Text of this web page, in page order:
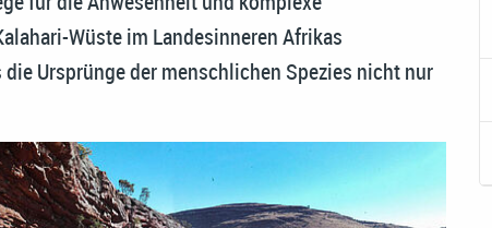
Wüste im Landesinneren Afrikas
Ursprünge der menschlichen Spezies nicht nur